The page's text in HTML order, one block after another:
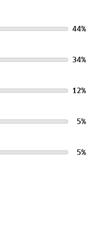
44%
34%
12%
5%
5%